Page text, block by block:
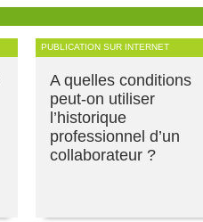
PUBLICATION SUR INTERNET
A quelles conditions
peut-on utiliser
l’historique
professionnel d’un
collaborateur ?